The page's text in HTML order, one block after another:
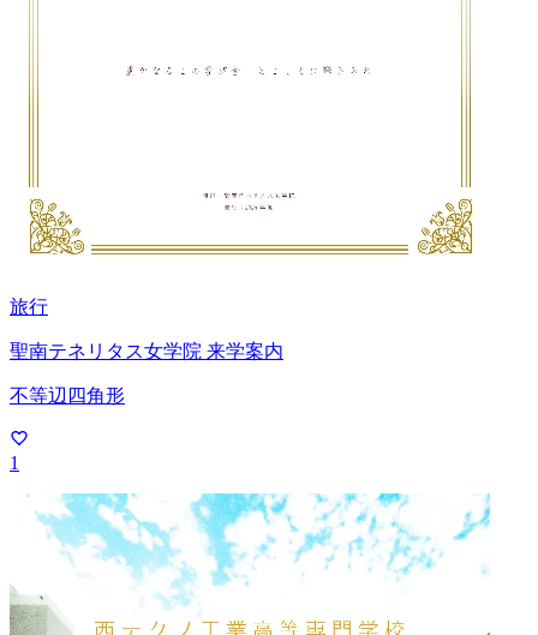
旅行
聖南テネリタス女学院 来学案内
不等辺四角形
1